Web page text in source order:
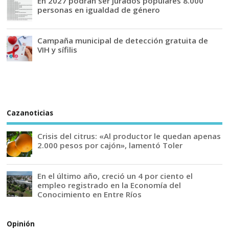
personas en igualdad de género
Campaña municipal de detección gratuita de
VIH y sífilis
Cazanoticias
Crisis del citrus: «Al productor le quedan apenas
2.000 pesos por cajón», lamentó Toler
En el último año, creció un 4 por ciento el
empleo registrado en la Economía del
Conocimiento en Entre Ríos
Opinión